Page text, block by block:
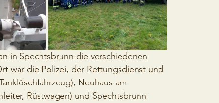
in Spechtsbrunn die verschiedenen
war die Polizei, der Rettungsdienst und
Neuhaus am
Rüstwagen) und Spechtsbrunn